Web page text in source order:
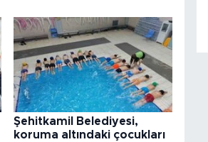
Şehitkamil Belediyesi,
koruma altındaki çocukları